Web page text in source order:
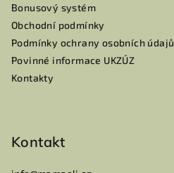
Bonusový systém
Obchodní podmínky
Podmínky ochrany osobních údajů
Povinné informace UKZÚZ
Kontakty
Kontakt